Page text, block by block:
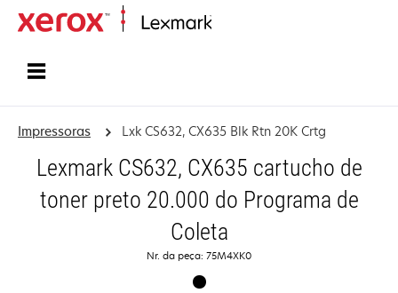
Impressoras Lxk CS632, CX635 Blk Rtn 20K Crtg
Lexmark CS632, CX635 cartucho de
toner preto 20.000 do Programa de
Coleta
Nr. da peça: 75M4XK0